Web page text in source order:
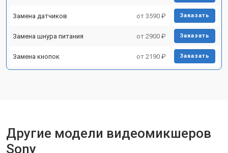
Замена датчиков от 3590 ₽ Заказать
Замена шнура питания от 2900 ₽ Заказать
Замена кнопок от 2190 ₽ Заказать
Другие модели видеомикшеров
Sony